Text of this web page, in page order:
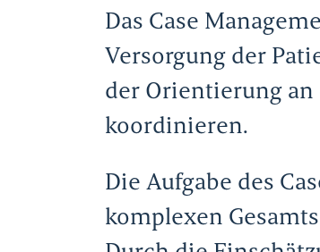
Das Case
Versorgung der
der Orientierung an
koordinieren.
Die Aufgabe des
komplexen